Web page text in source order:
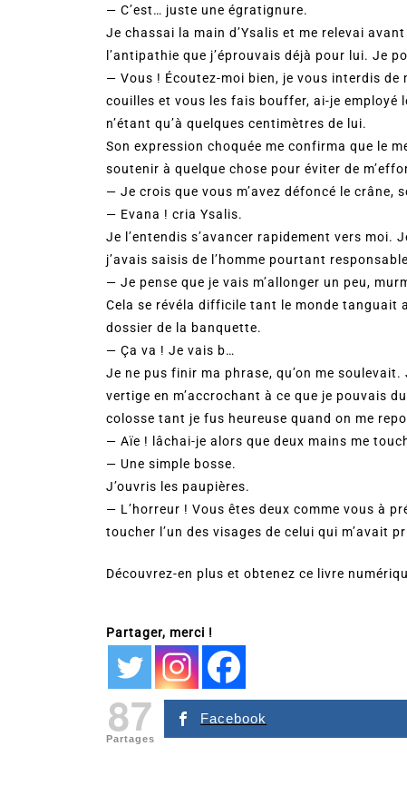
— C’est… juste une égratignure.
Je chassai la main d’Ysalis et me relevai
l’antipathie que j’éprouvais déjà pour lui. Je
— Vous ! Écoutez-moi bien, je vous interdis
couilles et vous les fais bouffer, ai-je employé
n’étant qu’à quelques centimètres de lui.
Son expression choquée me confirma que le
soutenir à quelque chose pour éviter de
— Je crois que vous m’avez défoncé le crâne,
— Evana ! cria Ysalis.
Je l’entendis s’avancer rapidement vers
j’avais saisis de l’homme pourtant
— Je pense que je vais m’allonger un peu,
Cela se révéla difficile tant le monde tanguait
dossier de la banquette.
— Ça va ! Je vais b…
Je ne pus finir ma phrase, qu’on me
vertige en m’accrochant à ce que je pouvais
colosse tant je fus heureuse quand on me
— Aïe ! lâchai-je alors que deux mains me
— Une simple bosse.
J’ouvris les paupières.
— L’horreur ! Vous êtes deux comme vous à
toucher l’un des visages de celui qui m’avait
Découvrez-en plus et obtenez ce livre
Partager, merci !
87
Partages
Facebook